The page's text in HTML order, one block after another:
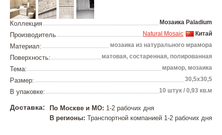
Коллекция Мозаика Paladium
Производитель Китай
Natural Mosaic
Материал: мозаика из натурального мрамора
Поверхность: матовая, состаренная, полированная
Тема: мрамор, мозаика
Размер: 30,5х30,5
В упаковке: 10 штук / 0,93 кв.м
Доставка: По Москве и МО: 1-2 рабочих дня
В регионы: Транспортной компанией 1-2 рабочих дня